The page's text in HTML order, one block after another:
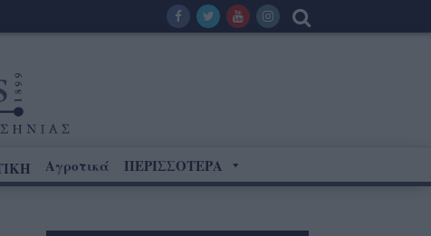
Αγροτικά ΠΕΡΙΣΣΟΤΕΡΑ